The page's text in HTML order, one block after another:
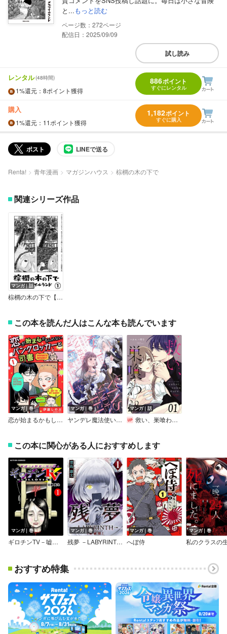
と...もっと読む
272
配信日：2025/09/09
試し読み
レンタル(48時間)
1%還元 ：8ポイント獲得
886ポイント
すぐにレンタル
購入
1%還元 ：11ポイント獲得
1,182ポイント
すぐに購入
ポスト LINEで送る
Renta! 青年漫画 マガジンハウス 棕櫚の木の下で
関連シリーズ作品
マンガ｜話
棕櫚の木の下で【単話】
この本を読んだ人はこんな本も読んでいます
マンガ｜巻
恋が始まるかもしれないパンクロッカーと司書【描き下ろしおまけ付き特装版】
マンガ｜巻
ヤンデレ魔法使いは石像の乙女しか愛せない 魔女は愛弟子の熱い口づけでとける【電子限定特典付き】
マンガ｜話
救い、巣喰われ【単話版】
この本に関心がある人におすすめします
マンガ｜巻
ギロチンTV－嘘つき野郎に神のイカヅチ－
マンガ｜巻
残夢 －LABYRINTH－ ［新装版］
マンガ｜巻
へぼ侍
マンガ｜巻
おすすめ特集